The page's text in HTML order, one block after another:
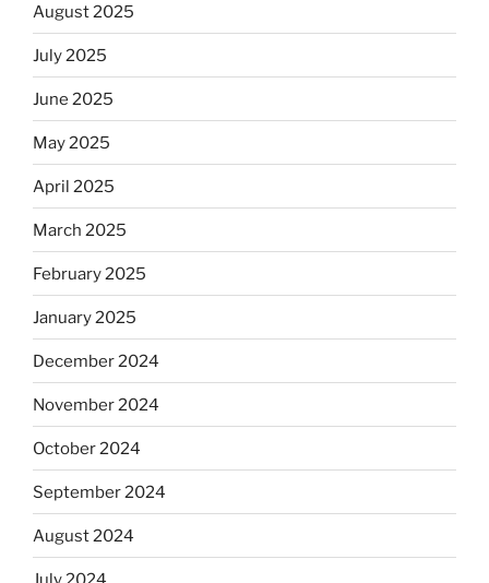
August 2025
July 2025
June 2025
May 2025
April 2025
March 2025
February 2025
January 2025
December 2024
November 2024
October 2024
September 2024
August 2024